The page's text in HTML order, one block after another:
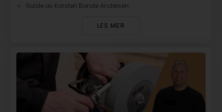
Guide av Karsten Bonde Andersen.
LES MER